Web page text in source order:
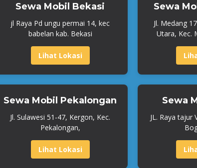
Sewa Mobil Bekasi
jl Raya Pd ungu permai 14, kec
babelan kab. Bekasi
Lihat Lokasi
Sewa
Jl. Medang
Utara, Kec.
Sewa Mobil Pekalongan
Jl. Sulawesi 51-47, Kergon, Kec.
Pekalongan,
Lihat Lokasi
Sewa
JL. Raya tajur